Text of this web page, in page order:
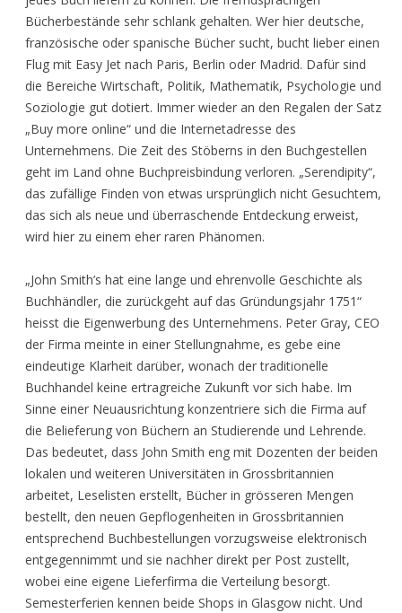
Bücherbestände sehr schlank gehalten. Wer hier deutsche,
französische oder spanische Bücher sucht, bucht lieber einen
Flug mit Easy Jet nach Paris, Berlin oder Madrid. Dafür sind
die Bereiche Wirtschaft, Politik, Mathematik, Psychologie und
Soziologie gut dotiert. Immer wieder an den Regalen der Satz
„Buy more online“ und die Internetadresse des
Unternehmens. Die Zeit des Stöberns in den Buchgestellen
geht im Land ohne Buchpreisbindung verloren. „Serendipity“,
das zufällige Finden von etwas ursprünglich nicht Gesuchtem,
das sich als neue und überraschende Entdeckung erweist,
wird hier zu einem eher raren Phänomen.
„John Smith’s hat eine lange und ehrenvolle Geschichte als
Buchhändler, die zurückgeht auf das Gründungsjahr 1751“
heisst die Eigenwerbung des Unternehmens. Peter Gray, CEO
der Firma meinte in einer Stellungnahme, es gebe eine
eindeutige Klarheit darüber, wonach der traditionelle
Buchhandel keine ertragreiche Zukunft vor sich habe. Im
Sinne einer Neuausrichtung konzentriere sich die Firma auf
die Belieferung von Büchern an Studierende und Lehrende.
Das bedeutet, dass John Smith eng mit Dozenten der beiden
lokalen und weiteren Universitäten in Grossbritannien
arbeitet, Leselisten erstellt, Bücher in grösseren Mengen
bestellt, den neuen Gepflogenheiten in Grossbritannien
entsprechend Buchbestellungen vorzugsweise elektronisch
entgegennimmt und sie nachher direkt per Post zustellt,
wobei eine eigene Lieferfirma die Verteilung besorgt.
Semesterferien kennen beide Shops in Glasgow nicht. Und